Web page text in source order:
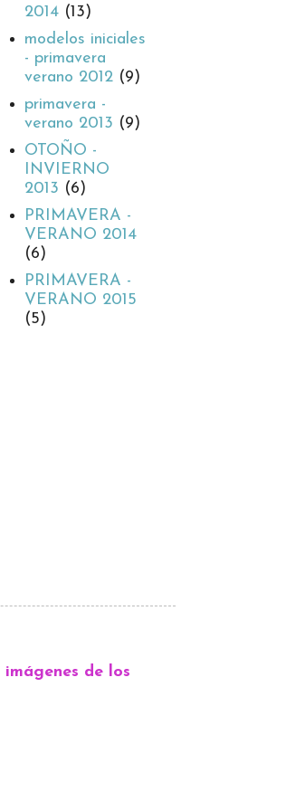
2014 (13)
modelos iniciales
- primavera
verano 2012 (9)
primavera -
verano 2013 (9)
OTOÑO -
INVIERNO
2013 (6)
PRIMAVERA -
VERANO 2014
(6)
PRIMAVERA -
VERANO 2015
(5)
imágenes de los